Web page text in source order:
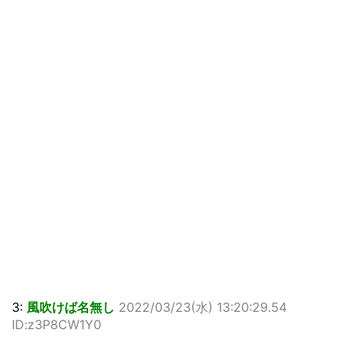
3: 風吹けば名無し 2022/03/23(水) 13:20:29.54
ID:z3P8CW1Y0